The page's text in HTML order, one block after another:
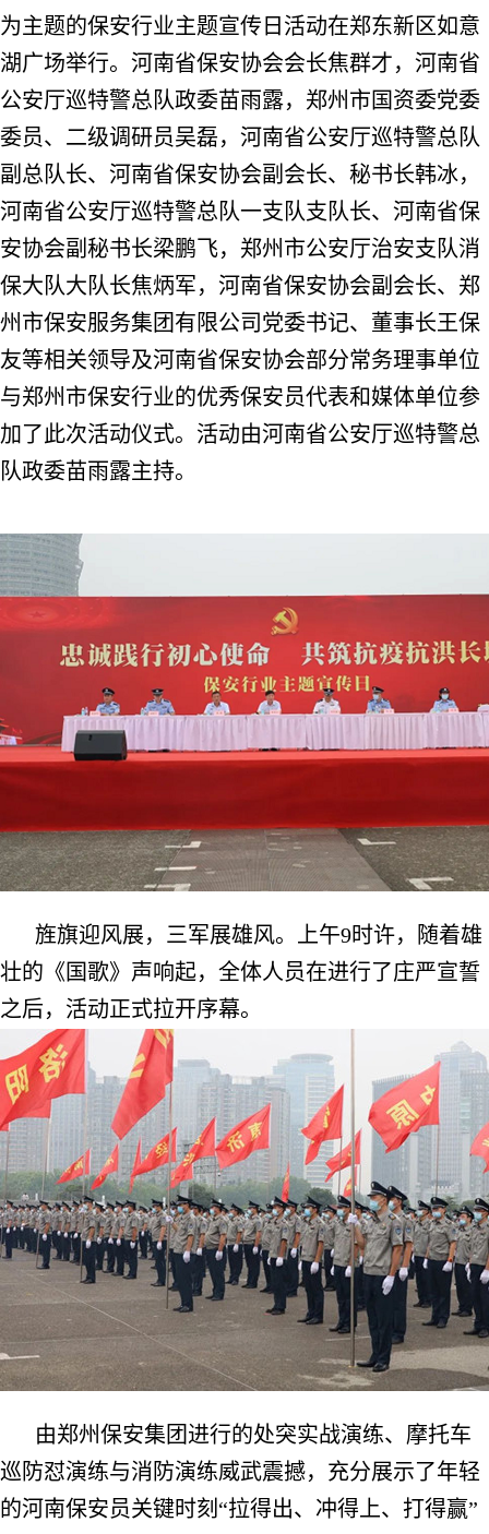
为主题的保安行业主题宣传日活动在郑东新区如意
湖广场举行。河南省保安协会会长焦群才，河南省
公安厅巡特警总队政委苗雨露，郑州市国资委党委
委员、二级调研员吴磊，河南省公安厅巡特警总队
副总队长、河南省保安协会副会长、秘书长韩冰，
河南省公安厅巡特警总队一支队支队长、河南省保
安协会副秘书长梁鹏飞，郑州市公安厅治安支队消
保大队大队长焦炳军，河南省保安协会副会长、郑
州市保安服务集团有限公司党委书记、董事长王保
友等相关领导及河南省保安协会部分常务理事单位
与郑州市保安行业的优秀保安员代表和媒体单位参
加了此次活动仪式。活动由河南省公安厅巡特警总
队政委苗雨露主持。
旌旗迎风展，三军展雄风。上午9时许，随着雄
壮的《国歌》声响起，全体人员在进行了庄严宣誓
之后，活动正式拉开序幕。
由郑州保安集团进行的处突实战演练、摩托车
巡防怼演练与消防演练威武震撼，充分展示了年轻
的河南保安员关键时刻“拉得出、冲得上、打得赢”